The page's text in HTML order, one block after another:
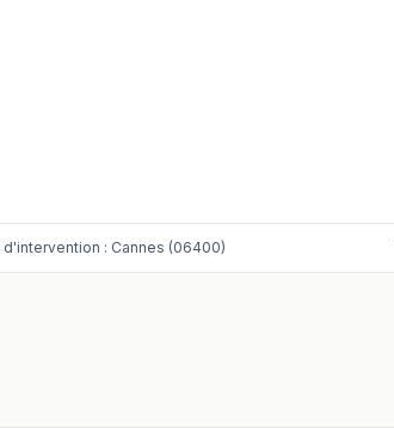
d'intervention : Cannes (06400)